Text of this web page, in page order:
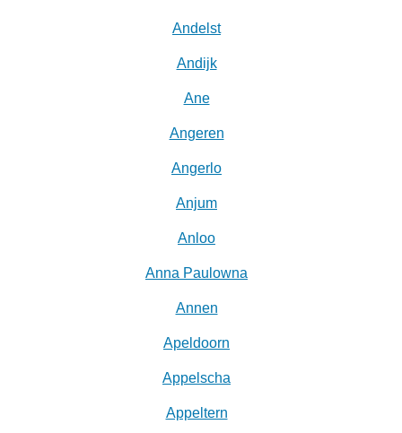
Andelst
Andijk
Ane
Angeren
Angerlo
Anjum
Anloo
Anna Paulowna
Annen
Apeldoorn
Appelscha
Appeltern